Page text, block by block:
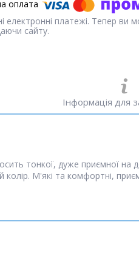
електронні платежі. Тепер ви
сайту.
Інформація для
тонкої, дуже приємної на
М'які та комфортні,